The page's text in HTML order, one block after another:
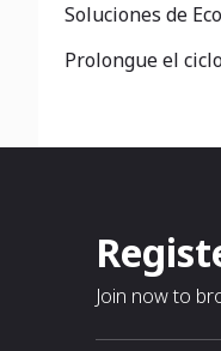
Soluciones de
Prolongue el
Join now to